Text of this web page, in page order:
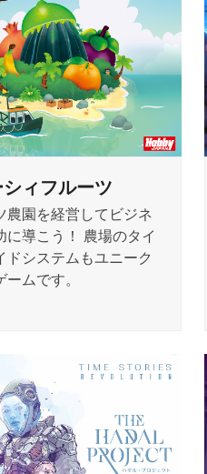
ィフルーツ
農園を経営してビジネ
に導こう！ 農場のタイ
ドシステムもユニーク
ムです。